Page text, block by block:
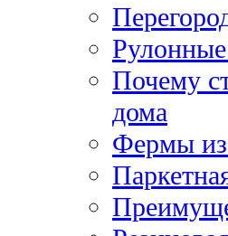
Почему
дома
Фермы